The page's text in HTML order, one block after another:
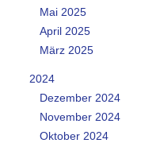
Mai 2025
April 2025
März 2025
2024
Dezember 2024
November 2024
Oktober 2024